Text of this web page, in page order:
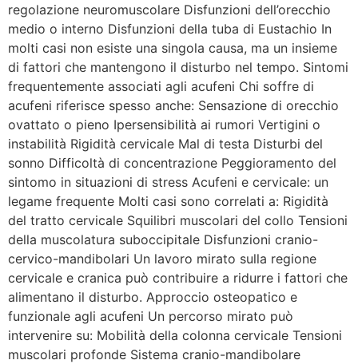
regolazione neuromuscolare Disfunzioni dell’orecchio
medio o interno Disfunzioni della tuba di Eustachio In
molti casi non esiste una singola causa, ma un insieme
di fattori che mantengono il disturbo nel tempo. Sintomi
frequentemente associati agli acufeni Chi soffre di
acufeni riferisce spesso anche: Sensazione di orecchio
ovattato o pieno Ipersensibilità ai rumori Vertigini o
instabilità Rigidità cervicale Mal di testa Disturbi del
sonno Difficoltà di concentrazione Peggioramento del
sintomo in situazioni di stress Acufeni e cervicale: un
legame frequente Molti casi sono correlati a: Rigidità
del tratto cervicale Squilibri muscolari del collo Tensioni
della muscolatura suboccipitale Disfunzioni cranio-
cervico-mandibolari Un lavoro mirato sulla regione
cervicale e cranica può contribuire a ridurre i fattori che
alimentano il disturbo. Approccio osteopatico e
funzionale agli acufeni Un percorso mirato può
intervenire su: Mobilità della colonna cervicale Tensioni
muscolari profonde Sistema cranio-mandibolare